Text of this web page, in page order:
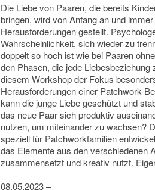
Die Liebe von Paaren, die bereits
bringen, wird von Anfang an und
Herausforderungen gestellt.
Wahrscheinlichkeit, sich wieder zu
doppelt so hoch ist wie bei Paaren
den Phasen, die jede Liebesbeziehung
diesem Workshop der Fokus
Herausforderungen einer Patchwork-
kann die junge Liebe geschützt und
das neue Paar sich produktiv
nutzen, um miteinander zu wachsen?
speziell für Patchworkfamilien
das Elemente aus den verschiedenen
zusammensetzt und kreativ nutzt.
08.05.2023 –